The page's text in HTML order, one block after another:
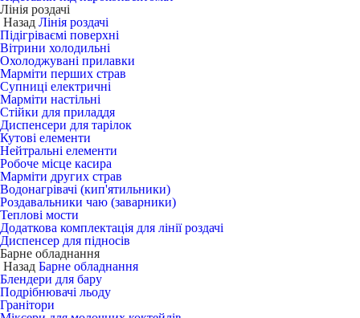
Лінія роздачі
Назад Лінія роздачі
Підігріваємі поверхні
Вітрини холодильні
Охолоджувані прилавки
Марміти перших страв
Супниці електричні
Марміти настільні
Стійки для приладдя
Диспенсери для тарілок
Кутові елементи
Нейтральні елементи
Робоче місце касира
Марміти других страв
Водонагрівачі (кип'ятильники)
Роздавальники чаю (заварники)
Теплові мости
Додаткова комплектація для лінії роздачі
Диспенсер для підносів
Барне обладнання
Назад Барне обладнання
Блендери для бару
Подрібнювачі льоду
Гранітори